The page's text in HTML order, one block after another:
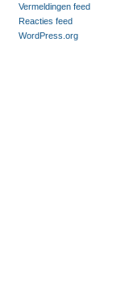
Vermeldingen feed
Reacties feed
WordPress.org